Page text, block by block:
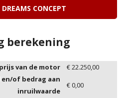
CONCEPT
berekening
van de motor €22.250,00
of bedrag aan
inruilwaarde
€0,00